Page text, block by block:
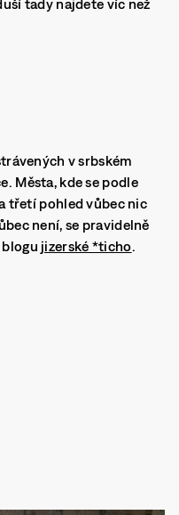
tady najdete víc než
v srbském
Města, kde se podle
třetí pohled vůbec nic
není, se pravidelně
jizerské *ticho.